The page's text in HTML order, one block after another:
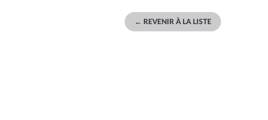
← REVENIR À LA LISTE